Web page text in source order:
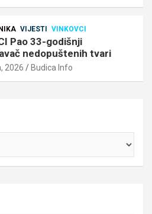
VIJESTI VINKOVCI
Pao 33-godišnji
nedopuštenih tvari
2026 Budica Info